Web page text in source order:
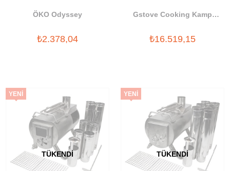
ÖKO Odyssey
₺2.378,04
Gstove Cooking Kamp
₺16.519,15
TÜKENDI
YENI
TÜKENDI
YENI